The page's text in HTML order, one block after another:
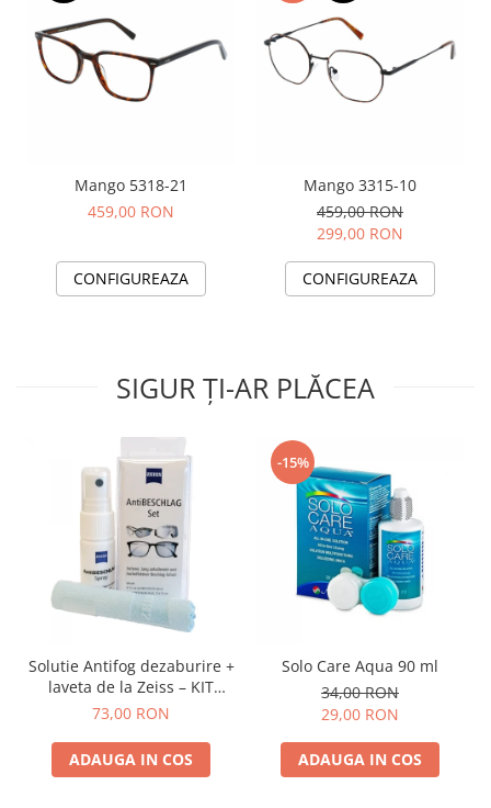
Mango 5318-21
459,00 RON
CONFIGUREAZA
Mango 3315-10
459,00 RON
299,00 RON
CONFIGUREAZA
SIGUR ȚI-AR PLĂCEA
Solutie Antifog dezaburire +
laveta de la Zeiss – KIT
COMPLET
73,00 RON
ADAUGA IN COS
-15%
Solo Care Aqua 90 ml
34,00 RON
29,00 RON
ADAUGA IN COS